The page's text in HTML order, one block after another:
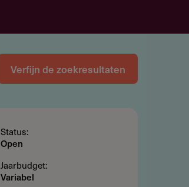
Verfijn de zoekresultaten
Status:
Open
Jaarbudget:
Variabel